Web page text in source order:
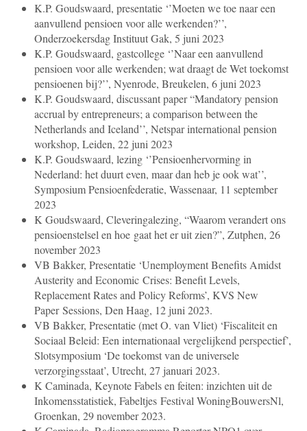
K.P. Goudswaard, presentatie ‘’Moeten we toe naar een
aanvullend pensioen voor alle werkenden?’’,
Onderzoekersdag Instituut Gak, 5 juni 2023
K.P. Goudswaard, gastcollege ‘’Naar een aanvullend
pensioen voor alle werkenden; wat draagt de Wet toekomst
pensioenen bij?’’, Nyenrode, Breukelen, 6 juni 2023
K.P. Goudswaard, discussant paper “Mandatory pension
accrual by entrepreneurs; a comparison between the
Netherlands and Iceland’’, Netspar international pension
workshop, Leiden, 22 juni 2023
K.P. Goudswaard, lezing ‘’Pensioenhervorming in
Nederland: het duurt even, maar dan heb je ook wat’’,
Symposium Pensioenfederatie, Wassenaar, 11 september
2023
K Goudswaard, Cleveringalezing, “Waarom verandert ons
pensioenstelsel en hoe gaat het er uit zien?”, Zutphen, 26
november 2023
VB Bakker, Presentatie ‘Unemployment Benefits Amidst
Austerity and Economic Crises: Benefit Levels,
Replacement Rates and Policy Reforms’, KVS New
PaperSessions, Den Haag, 12 juni 2023.
VB Bakker, Presentatie (met O. van Vliet) ‘Fiscaliteit en
Sociaal Beleid: Eeninternationaal vergelijkend perspectief’,
Slotsymposium ‘De toekomst van de universele
verzorgingsstaat’, Utrecht, 27 januari 2023.
K Caminada, Keynote Fabels en feiten: inzichten uit de
Inkomensstatistiek, Fabeltjes Festival WoningBouwersNl,
Groenkan, 29 november 2023.